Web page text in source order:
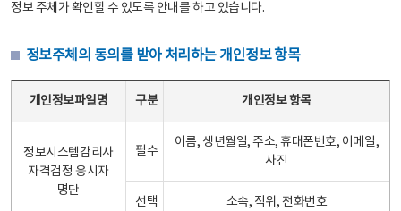
정보 주체가 확인할 수 있도록 안내를 하고 있습니다.
정보주체의 동의를 받아 처리하는 개인정보 항목
개인정보파일명 구분 개인정보 항목
정보시스템감리사
자격검정 응시자
명단
필수
이름, 생년월일, 주소, 휴대폰번호, 이메일,
사진
선택 소속, 직위, 전화번호